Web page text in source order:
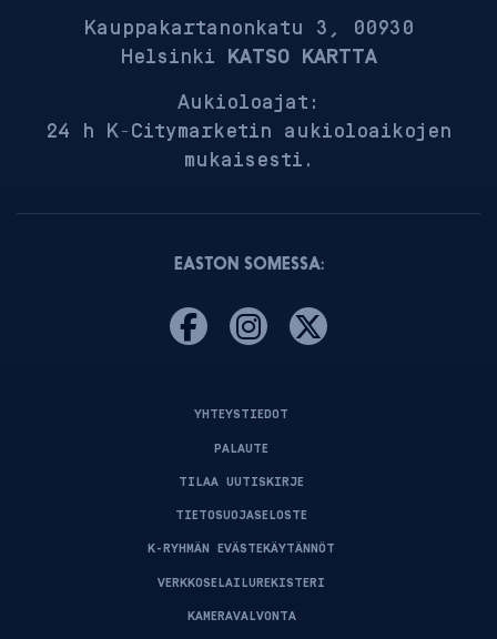
Kauppakartanonkatu 3, 00930
Helsinki KATSO KARTTA
Aukioloajat:
24 h K-Citymarketin aukioloaikojen
mukaisesti.
EASTON SOMESSA:
YHTEYSTIEDOT
PALAUTE
TILAA UUTISKIRJE
TIETOSUOJASELOSTE
K-RYHMÄN EVÄSTEKÄYTÄNNÖT
VERKKOSELAILUREKISTERI
KAMERAVALVONTA